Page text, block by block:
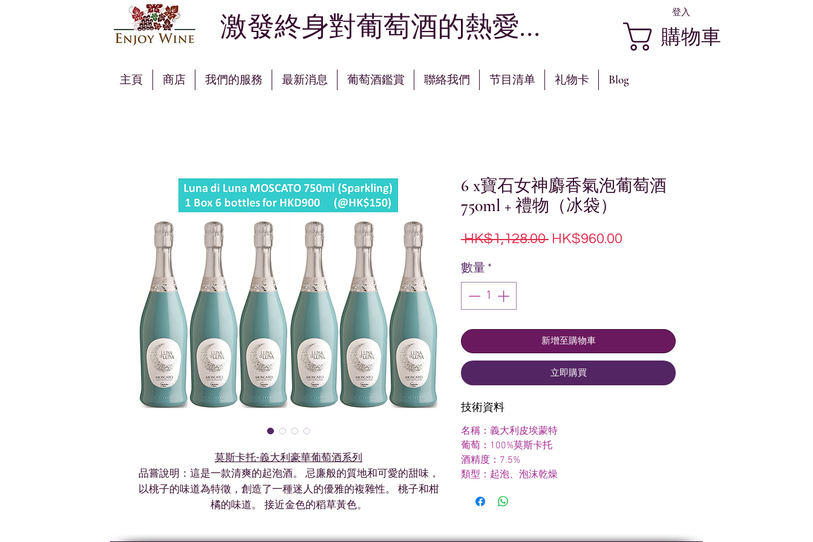
登入
激發終身對葡萄酒的熱愛... 購物車
主頁 商店 我們的服務 最新消息 葡萄酒鑑賞 聯絡我們 节目清单 礼物卡 Blog
莫斯卡托-義大利豪華葡萄酒系列
品嘗說明：這是一款清爽的起泡酒。 忌廉般的質地和可愛的甜味，
以桃子的味道為特徵，創造了一種迷人的優雅的複雜性。 桃子和柑
橘的味道。 接近金色的稻草黃色。
6 x寶石女神麝香氣泡葡萄酒
750ml + 禮物（冰袋）
HK$1,128.00 一
HK$960.00
數量 *
新增至購物車
立即購買
技術資料
名稱：義大利皮埃蒙特
葡萄：100%莫斯卡托
酒精度：7.5%
類型：起泡、泡沫乾燥